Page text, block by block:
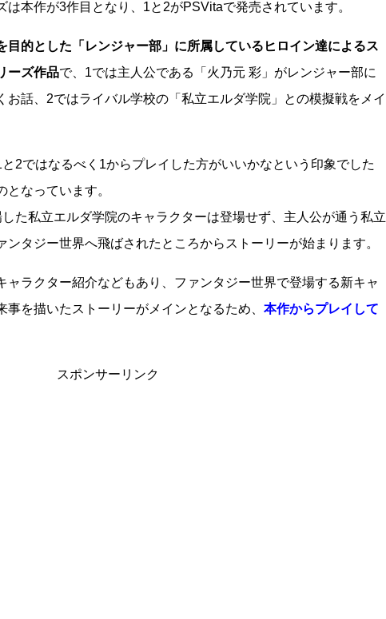
は本作が3作目となり、1と2がPSVitaで発売されています。
目的とした「レンジャー部」に所属しているヒロイン達によるス
ーズ作品で、1では主人公である「火乃元 彩」がレンジャー部に
お話、2ではライバル学校の「私立エルダ学院」との模擬戦をメイ
2ではなるべく1からプレイした方がいいかなという印象でした
なっています。
した私立エルダ学院のキャラクターは登場せず、主人公が通う私立
タジー世界へ飛ばされたところからストーリーが始まります。
ャラクター紹介などもあり、ファンタジー世界で登場する新キャ
を描いたストーリーがメインとなるため、 本作からプレイして
スポンサーリンク